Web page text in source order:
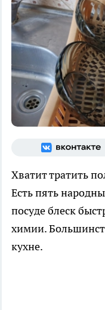
Хватит тратить
Есть пять
посуде блеск
химии.
кухне.